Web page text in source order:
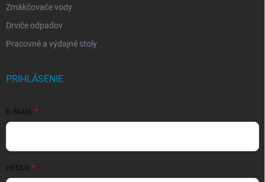
Zmäkčovače vody
Drviče odpadov
Pracovné a výdajné stoly
PRIHLÁSENIE
E-MAIL
HESLO